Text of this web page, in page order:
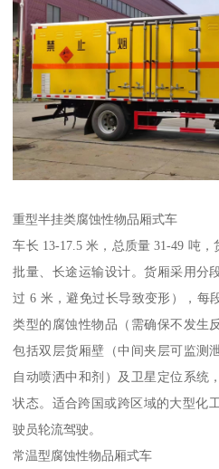
重型半挂类腐蚀性物品厢式车​
车长 13-17.5 米，总质量 31-49 吨
批量、长途运输设计。货厢采用分
过 6 米，避免过长导致变形），每
类型的腐蚀性物品（需确保不发生
包括双层货厢壁（中间夹层可监测
自动喷洒中和剂）及卫星定位系统
状态。适合跨国或跨区域的大型化
驶员轮流驾驶。​
常温型腐蚀性物品厢式车​